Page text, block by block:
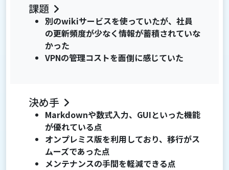
課題
別のwikiサービスを使っていたが、社員
の更新頻度が少なく情報が蓄積されていな
かった
VPNの管理コストを面倒に感じていた
決め手
Markdownや数式入力、GUIといった機能
が優れている点
オンプレミス版を利用しており、移行がス
ムーズであった点
メンテナンスの手間を軽減できる点